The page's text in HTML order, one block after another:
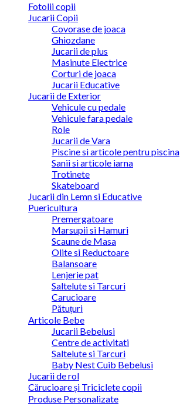
Fotolii copii
Jucarii Copii
Covorase de joaca
Ghiozdane
Jucarii de plus
Masinute Electrice
Corturi de joaca
Jucarii Educative
Jucarii de Exterior
Vehicule cu pedale
Vehicule fara pedale
Role
Jucarii de Vara
Piscine si articole pentru piscina
Sanii si articole iarna
Trotinete
Skateboard
Jucarii din Lemn si Educative
Puericultura
Premergatoare
Marsupii si Hamuri
Scaune de Masa
Olite si Reductoare
Balansoare
Lenjerie pat
Saltelute si Tarcuri
Carucioare
Pătuțuri
Articole Bebe
Jucarii Bebelusi
Centre de activitati
Saltelute si Tarcuri
Baby Nest Cuib Bebelusi
Jucarii de rol
Cărucioare și Triciclete copii
Produse Personalizate